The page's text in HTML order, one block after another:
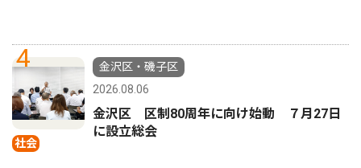
4
社会
金沢区・磯子区
2026.08.06
金沢区 区制80周年に向け始動 ７月27日
に設立総会